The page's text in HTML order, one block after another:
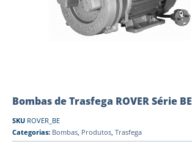
Bombas de Trasfega ROVER Série BE
SKU ROVER_BE
Categorias: Bombas, Produtos, Trasfega